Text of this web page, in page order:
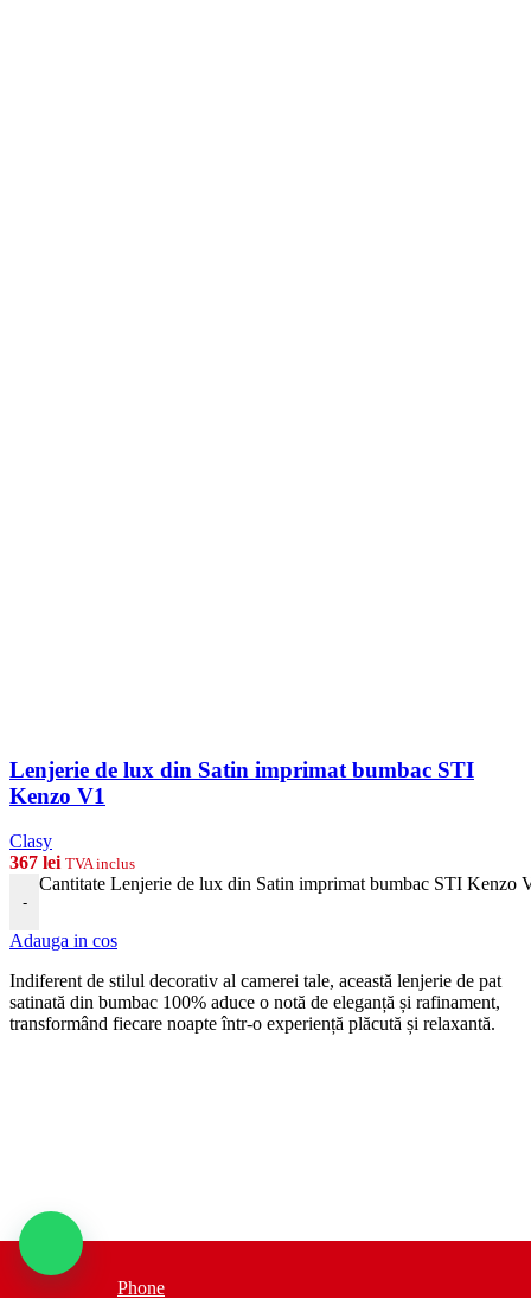
Lenjerie de lux din Satin imprimat bumbac STI
Kenzo V1
Clasy
367 lei TVA inclus
-
Cantitate Lenjerie de lux din Satin imprimat bumbac STI Kenzo
Adauga in cos
Indiferent de stilul decorativ al camerei tale, această lenjerie de pat
satinată din bumbac 100% aduce o notă de eleganță și rafinament,
transformând fiecare noapte într-o experiență plăcută și relaxantă.
Phone